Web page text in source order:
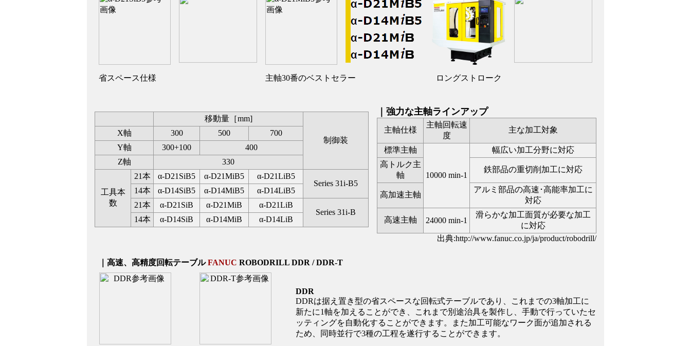
省スペース仕様 主軸30番のベストセラー ロングストローク
移動量［mm]
制御装
X軸 300 500
700
Y軸
300+100
400
Z軸
330
工具本
数
21本 α-D21SiB5 α-D21MiB5
α-D21LiB5
Series 31i-B5
14本
α-D14SiB5 α-D14MiB5
α-D14LiB5
21本
α-D21SiB α-D21MiB
α-D21LiB
Series 31i-B
14本
α-D14SiB α-D14MiB α-D14LiB
｜強力な主軸ラインアップ
主軸仕様
主軸回転速
度
主な加工対象
標準主軸
10000 min-1
幅広い加工分野に対応
高トルク主
軸
鉄部品の重切削加工に対応
高加速主軸
アルミ部品の高速･高能率加工に
対応
高速主軸 24000 min-1
滑らかな加工面質が必要な加工
に対応
出典:http://www.fanuc.co.jp/ja/product/robodrill/
｜高速、高精度回転テーブルFANUC ROBODRILL DDR / DDR-T
DDR
DDRは据え置き型の省スペースな回転式テーブルであり、これまでの3軸加工に
新たに1軸を加えることができ、これまで別途治具を製作し、手動で行っていたセ
ッティングを自動化することができます。また加工可能なワーク面が追加される
ため、同時並行で3種の工程を遂行することができます。